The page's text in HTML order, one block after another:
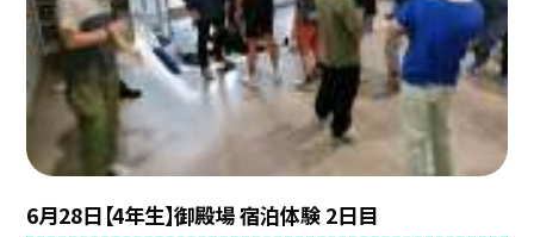
6月28日【4年生】御殿場 宿泊体験 2日目